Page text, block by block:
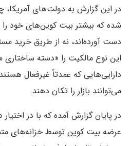
در این گزارش به دولت‌های آمریکا،
شده که بیشتر بیت‌ کوین‌های خود را
دست آورده‌اند، نه از طریق خرید
این نوع مالکیت را «دسته‌ ساختاری
دارایی‌هایی که عمدتاً غیرفعال
می‌توانند بازار را تکان دهند.
در پایان گزارش آمده که با در
عرضه بیت‌ کوین توسط خزانه‌های